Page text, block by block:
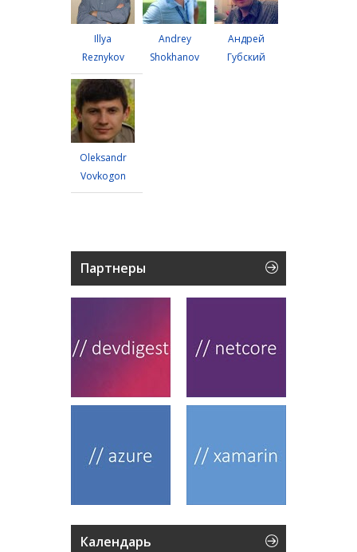
Illya
Reznykov
Andrey
Shokhanov
Андрей
Губский
Oleksandr
Vovkogon
Партнеры
Календарь